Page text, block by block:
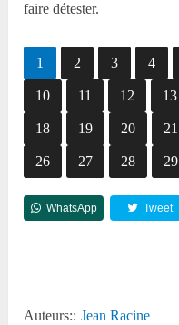
faire détester.
1 2 3 4
10 11 12 13
18 19 20 21
26 27 28 29
WhatsApp Tweet
Auteurs:: Jean Racine